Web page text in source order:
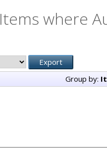
Items where
Group by: